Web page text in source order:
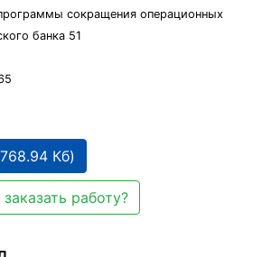
сокращения операционных
банка 51
Кб)
работу?